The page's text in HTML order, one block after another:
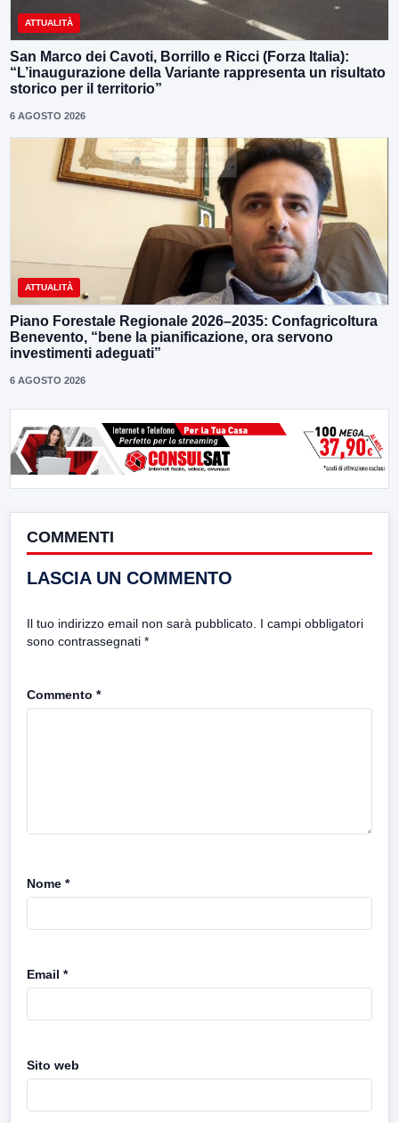
ATTUALITÀ
San Marco dei Cavoti, Borrillo e Ricci (Forza Italia):
“L’inaugurazione della Variante rappresenta un risultato
storico per il territorio”
6 AGOSTO 2026
ATTUALITÀ
Piano Forestale Regionale 2026–2035: Confagricoltura
Benevento, “bene la pianificazione, ora servono
investimenti adeguati”
6 AGOSTO 2026
COMMENTI
LASCIA UN COMMENTO
Il tuo indirizzo email non sarà pubblicato. I campi obbligatori
sono contrassegnati *
Commento *
Nome *
Email *
Sito web